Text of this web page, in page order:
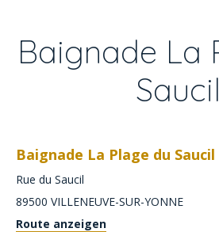
Baignade La
Saucil
Baignade La Plage du Saucil
Rue du Saucil
89500 VILLENEUVE-SUR-YONNE
Route anzeigen